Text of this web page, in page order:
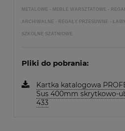
METALOWE - MEBLE WARSZTATOWE -
ARCHIWALNE - REGAŁY PRZESUWNE -
SZKOLNE SZATNIOWE
Pliki do pobrania:
Kartka katalogowa
Sus 400mm skrytkowo-
433